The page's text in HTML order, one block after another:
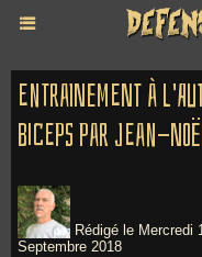
Entrainement à
biceps par Jean-
Rédigé le Mercredi
Septembre 2018